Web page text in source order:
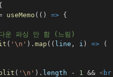
useMemo ( ( ) => {
운 파싱 안 함 (느림)
( '\n' ) . map ( ( line , i ) =>
(
( '\n' ) . length - 1 && <br